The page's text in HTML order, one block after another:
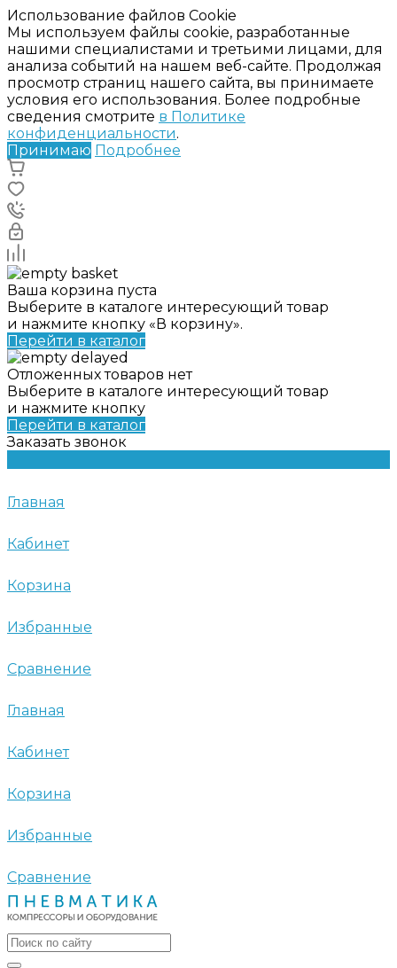
Использование файлов Cookie
Мы используем файлы cookie, разработанные
нашими специалистами и третьими лицами, для
анализа событий на нашем веб-сайте. Продолжая
просмотр страниц нашего сайта, вы принимаете
условия его использования. Более подробные
сведения смотрите в Политике
конфиденциальности.
Принимаю Подробнее
Ваша корзина пуста
Выберите в каталоге интересующий товар
и нажмите кнопку «В корзину».
Перейти в каталог
Отложенных товаров нет
Выберите в каталоге интересующий товар
и нажмите кнопку
Перейти в каталог
Заказать звонок
Главная
Кабинет
Корзина
Избранные
Сравнение
Главная
Кабинет
Корзина
Избранные
Сравнение